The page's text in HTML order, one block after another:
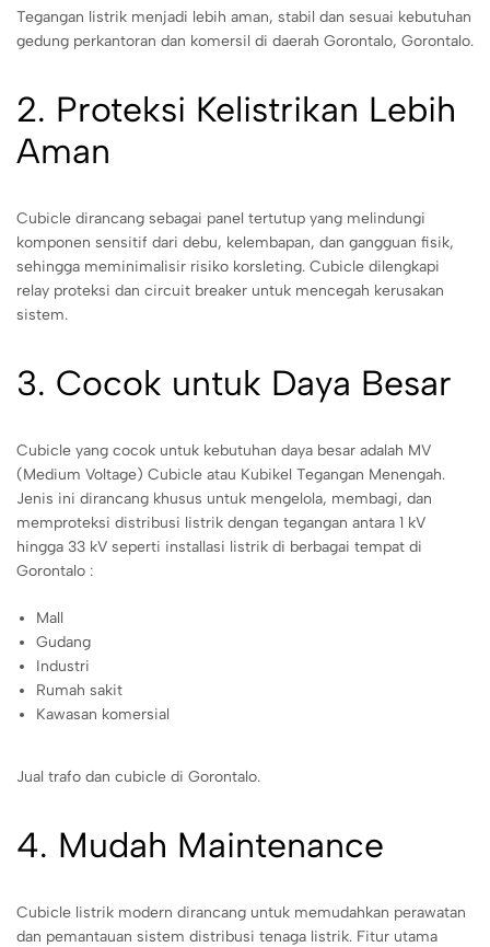
Tegangan listrik menjadi lebih aman, stabil dan sesuai kebutuhan
gedung perkantoran dan komersil di daerah Gorontalo, Gorontalo.
2. Proteksi Kelistrikan Lebih
Aman
Cubicle dirancang sebagai panel tertutup yang melindungi
komponen sensitif dari debu, kelembapan, dan gangguan fisik,
sehingga meminimalisir risiko korsleting. Cubicle dilengkapi
relay proteksi dan circuit breaker untuk mencegah kerusakan
sistem.
3. Cocok untuk Daya Besar
Cubicle yang cocok untuk kebutuhan daya besar adalah MV
(Medium Voltage) Cubicle atau Kubikel Tegangan Menengah.
Jenis ini dirancang khusus untuk mengelola, membagi, dan
memproteksi distribusi listrik dengan tegangan antara 1 kV
hingga 33 kV seperti installasi listrik di berbagai tempat di
Gorontalo :
Mall
Gudang
Industri
Rumah sakit
Kawasan komersial
Jual trafo dan cubicle di Gorontalo.
4. Mudah Maintenance
Cubicle listrik modern dirancang untuk memudahkan perawatan
dan pemantauan sistem distribusi tenaga listrik. Fitur utama